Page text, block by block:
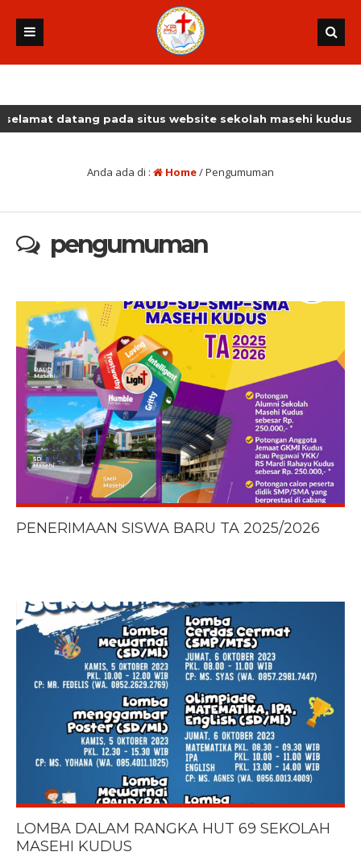
pada situs website sekolah masehi kudus
Anda ada di : Home/Pengumuman
pengumuman
PENERIMAAN SISWA BARU TA 2025/2026
LOMBA DALAM RANGKA HUT 69 SEKOLAH
MASEHI KUDUS